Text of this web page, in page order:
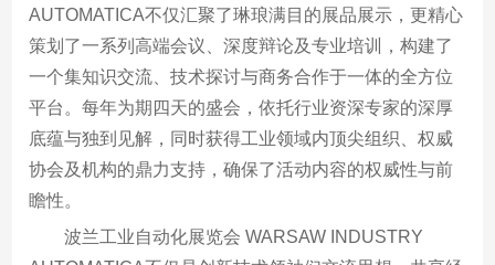
AUTOMATICA不仅汇聚了琳琅满目的展品展示，更精心
策划了一系列高端会议、深度辩论及专业培训，构建了
一个集知识交流、技术探讨与商务合作于一体的全方位
平台。每年为期四天的盛会，依托行业资深专家的深厚
底蕴与独到见解，同时获得工业领域内顶尖组织、权威
协会及机构的鼎力支持，确保了活动内容的权威性与前
瞻性。
波兰工业自动化展览会 WARSAW INDUSTRY